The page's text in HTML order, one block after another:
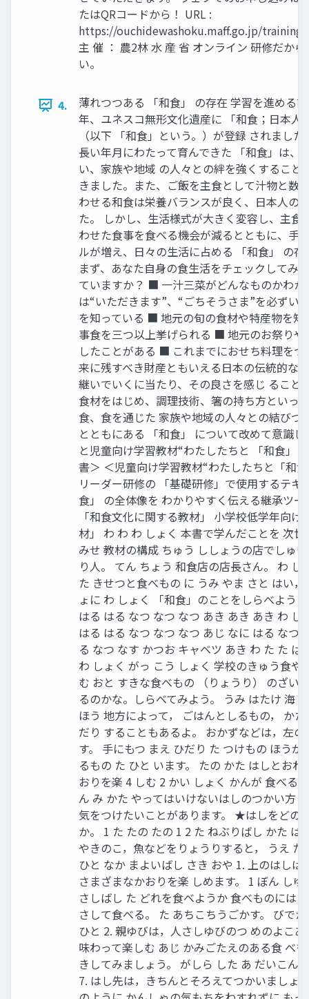
たはQRコードから！ URL :
https://ouchidewashoku.maff.go.jp/
主 催 ： 農2林 水 産 省 オンライン 研修だか
い。
4. 薄れつつある 「和食」 の存在 学習を進める前に 2013 （平成25）年、ユネスコ無形文化遺産に 「和食；日本人の伝統的な食文化」 （以下 「和食」という。）が登録 されました。日本に住む人々が長い年月にわたって育んできた 「和食」は、季節を楽しむ心を養い、家族や地域 の人々との絆を強くすることに大きな役割を担ってきました。また、ご飯を主食として汁物と数種類のおかず を組み合わせる和食は栄養バランスが良く、日本人の健康を支えてきました。 しかし、生活様式が大きく変容し、主食・主菜・副菜を組み合わせた食事を食べる機会が減るとともに、手 軽で便利な食のスタイルが増え、日々の生活に占める 「和食」 の存在が薄れています。 まず、あなた自身の食生活をチェックしてみましょう。 いくつできていますか？ ■ 一汁三菜がどんなものかわかる ■ 食事の時には“いただきます”、“ごちそうさま”を必ずいう ■ 地元の郷土料理を知っている ■ 地元の旬の食材や特産物を知っている ■ 日本の行事食を三つ以上挙げられる ■ 地元のお祭りや食のイベントに参加したことがある ■ これまでにおせち料理をつくったことがある 未来に残すべき財産ともいえる日本の伝統的な食文化を次世代に受け継いでいくに当たり、その良さを感じ ることが第一歩です。料理や食材をはじめ、調理技術、箸の持ち方といった作法、年中行事と食、食を通じた 家族や地域の人々との結びつきなど、私たちの生活とともにある 「和食」 について改めて意識してみましょう。 本書と児童向け学習教材“わたしたちと 「和食」 ”の関係について ＜本書＞ ＜児童向け学習教材“わたしたちと「和食」”＞ 和食文化継承リーダー研修の 「基礎研修」で使用するテキスト 教育現場で 「和食」 の全体像を わかりやすく伝える継承ツール 小学校低学年向け「和食文化に関する教材」 小学校低学年向け「和食文化に関する教材」 わ わ わ しょく 本書で学んだことを 次世代につなぐ和食文化 みせ 教材の構成 ちゅう ししょうの店でしゅぎょう中の にん りょうり人。 てん ちょう 和食店の店長さん。 わ しょく ねん くみ 年 組 た きせつと食べもの に うみ やま さと はい，楽しみです！ いっしょに わ しょく 「和食」のことをしらべよう！ わ しょく てん はる はる はる なつ なつ なつ あき あき あき わ しょく なつ あき た はる はる はる なつ なつ なつ あじ なに はる なつ あき やま 山 かんが はる なつ なす かつお キャベツ あき わ た た ば しょ はる なつ あき わ しょく がっ こう しょく 学校のきゅう食や， み 2 2 音3を楽 4しむ おと すきな食べもの （りょうり） のざいりょうは，どこでとれるのかな。しらべてみよう。 うみ はたけ 海 やま 畑 山 ひと かた ち ほう 地方によって， ごはんとしるもの， かた ちがうならべ方を ひだり することもあるよ。 おかずなどは，左のように て ならべます。 手にもつ まえ ひだり た つけもの ほうが食べやすいなど， しるもの た ひと います。 たの かた はしとおわんのもち方 たの 3 かおりを楽 4 しむ 2 かい しょく かんが 食べる人のことを考えて ごはん み かた やってはいけないはしのつかい方 き はしをつかうときに気をつけたいことがあります。 ★はしをどのようにつかっていますか。 1 た たの たの 1 2 た ねぶりばし かた はしのもち方 さかな 貝やきのこ，魚などをりょうりすると， うえ た はしの先をなめる。 ひと なか まよいばし さき おや 1. 上のはしは，親ゆび，人さ たの さまざまなかおりを楽 しめます。 1 ぼん しゆび，中ゆびの3本のゆ さしばし た どれを食べようか 食べものにはしを まよって，はしを さして食べる。 た あちこちうごかす。 びでかるくもちます。 おや ひと 2. 親ゆびは，人さしゆびのつ めのよこあたりにくるよう 2 3 4 味わって楽しむ あじ かみごたえのある食 べもの た ふう み にいしきしてみましょう。 がしら した あ だいこん トマト あいだ あ さき 7. はし先は，きちんとそろえてつかいましょう。 き ★おわんをどのように かんしゃの気もちをわすれずに もっていますか。 し あじ 1 12 23 34 4 味わい かた ざかな し 知ってる？ 知ってる？ ， 「いただきます」 「ごちそうさま」 には， おわんのもち方 3 4 た ひと ゆびでそこをささえてもちます。 1 ひと 食べものをつくった人や，りょうりを た つくった人，食べもののいのちへの おや 親ゆびをふちにかけて，ほかの こうばしい き かんしゃの気もちがこめられています。 なに ほかには何が 1 3 4 2 楽しめそう つけもの 1 2 2 3かな。 4 ち きゅう おと た 1 たい せつ せ もく ひょう た た かい 地球を大切にし，世界をよくしていくことにつながるよ。 3 4 みそのよい かい た 食べものをのこさず食べること，きせつごとの食べものを食べることなどが， 1 ち きゅう 1 2 みそしる せ 地球や世界をよくする目標をあらわしています。 パリパリと いう音 エス ディー ジー ズ し このマークを知ってる？ SDGsのマークです。 たの 2 2 味わい 1 2 ごはん 2 令和３年度国産農産物消費拡大事業のうち 「和食」 と地域食文化継承推進委託事業 （和食文化継承の人材育成等事業） 【発行】農林水産省 【協力】文部科学省 2 【編集委員会】長島美保子 ［ （社） 全国学校栄養士協議会 会長］ ，露久保美夏 ［東洋大学 食環境科学部食環境科学科 准教授］ ，小林利行 ［㈱ワン・パブリッシング］ 【アドバイザー】大安喜一 ［ （財） ユネスコ・アジア文化センター］ ，浅野春佳 ［ （財） ユネスコ・アジア文化センター］ ，武田尚樹 ［ （社） 和食文化国民会議］ ，蟹江憲史 ［慶應義塾大学大学院政策･メディア研究科 教授］ 【編集事務局】 パソナ農援隊 【編集】㈱ワン・パブリッシング，㈲大悠社 【デザイン】中トミデザイン 【イラスト】川下 隆 【写真】PIXTA 3 2 小学校低学年向け「和食文化に関する教材」 教材の使い方 で ひと うえ 6. 上がわのはしだけをうごかすようにしましょう。 2 いろ 1 2 やき魚 いちご おや 4. 下のはしは親ゆびと人さしゆびの間にはさんでこていします。 5. くすりゆびの，つめのよこに当たるようにいしきしてみましょう。 あじ おんどなども味わいのひとつです。 わ しょく く 4 あじ くり かおり てんぷら 1 て 3. はし頭は1cmくらい，手からはみ出ているのがよいじょうたいです。 あじ たい せつ 風 1味を大切にします。 かたさやしたざわり， たの たの たの しょうゆ，みそなどをつかい，味わいや で おと りょうりの組み合わせや色どり かおり おいしいのか。 2 3 にもの あまからい だから 1 た た うつわのならべ方 おかず おかず て なが わ あ 考えてつくられており，見て楽しめます。 は，食べるときに出 るパリパリ， 1 カリカリという音も楽しめます。 2 さまざまに楽 しめる和食 1 た よくつかわれるよ。 よいかおり なぜそれを食べているのかな。また，どんなところがすきなのかな。 話し合ってみよう。 しょく わ しょく 和食には，いろいろなきまりがあります。りょうりを食べやすくすることや，つくった人たちへのかんしゃを うつわは，手前や左におく に ほん 日本はたてに長く，さまざまな食べものが く 組 み合 わせ，うつわやもりつけのくふうも かんが 1 和食（りょうり）には， 「しゅん」の食べものが み おうちで見たことある？ すし あらわすくふうです。 おかず たの たの 1 見2て楽 3しむ 4 ふゆ さんま 1 1 ほん た そば や つけもの た たの あき ぎんなん かんが 考えよう！ た つぎの食べものは，どのきせつが「しゅん」でしょうか。 か に 食べたことある？ あ さかな しるもの わ しょく 和食にはたくさんのしゅるいがあります。 和食には，食べる楽しみのほかに，見る楽しさ， かおる楽しさなどもあります。 み なつ とれます。 和食は，さまざまなざいりょうを 1 2 3 さつまいも ぶり 考えよう！ わ しょく た いろいろな食べもの（りょうり）があるけど，日本には和食（りょうり）があるんだよ！ はな かたち たまごやき ごはん はる 春 夏 秋 冬 かき はくさい あ きほんの形のひとつだ。 の組み合わせは， ふゆ 春 夏 秋 冬 わ しょく かんが ほうれんそう たい せつ に書きましょう。 知ってる？ わ しょく 和食（りょうり）のれい し このマークを知ってる？ た ほん かた 食べ方のこと。 ちゅう しん かんが あじ えだまめ すいか ふゆ 春 夏 秋 冬 2 3 わたしたちと「和食」 教師用指導書 かんが い た 食べられてきた食べもの（りょうり）や ざかな たとえばごはんを中心に，魚や野さい 1 2 3 ふゆ 春 夏 秋 冬 たけのこ あ わ しょく はたけ 畑 て やき魚 く かんが じゃがいも はな うみ し に た おひたし などのおかず，しるもの，つけものなど 1 2 3 かんが 小学校低学年向け「和食文化に関する教材」 1 1 ふゆ ふゆ ふゆ た た すきな食べもの （りょうり） のざいりょうは，どこでとれるのかな。しらべてみよう。 た 「和食」 のきまり わ しょく 和食（りょうり）とは，日本でむかしから なっとう た きせつとくらべて，えいようそが多くふくまれるものもたくさんあります。 ちゅう くみ 組 た あき あき あき 春 夏 夏 秋 秋 冬 冬 春 なぜそれを食べているのかな。また，どんなところがすきなのかな。 話し合ってみよう。 ■わたしたちが食べものを手に入れるためには，食べものがとれる場所をまもっていくことが大切です。 し 知ってる？ たの わ しょく 和食（りょうり）のれい おお みせ ねん 年 た 春 夏 夏 秋 秋 冬 冬 春 すきな食べもの （りょうり） は何かな。 しょく ふゆ にん りょうり人。 じん 和食のたつ人。 かんが かんが かんが すきな食べもの （りょうり） は何かな。 海 ふゆ ふゆ ふゆ なに はる ししょうの店でしゅぎょう中の てん ちょう 和食店の店長さん。 1 2 2 3 3 みかん た わ 「和食」 を楽しもう ひろ 「しゅん」 といいます。「しゅん」 の食べものには，ほかの たくさんとれて，味もよいとされるきせつを ウニャたん ニャーししょう た わたしたちは，いろいろなものを食べています。 ふだん食べているものについて考えてみましょう。 かんが わたしたちは，いろいろなものを食べています。 ふだん食べているものについて考えてみましょう。 かんが かんが かんが し そのため，きせつによってとれる食べものがかわります。 たの 食べものしらべ た なが た た た ほん 日本はたてに長く，海，山，里と，自ぜんが広 がります。また，春，夏，秋，冬のきせつがあります。 食べものしらべ 教育現場で伝える際に活用 紙教材 （児童用，教師用） から構成されています。 紙教材 「わたしたちと 『和食』」 じん 和食のたつ人。 11 2 2 3 3 しょく ウニャたん ニャーししょう わ しょく てん しょく 教師用指導書 わたしたちと 「和食」 教師用指導書 わたしたちと 「和食」 たの はい，楽しみです！ いっしょに 「和食」のことをしらべよう！ 4 2 わ しょく わたしたちと「和食」 教師用指導書 本教材は，紙教材（児童用4ページ，教師用8ページ）です。 ればカラー印刷をお勧めしますが，モノクロ印刷またはコ A4サイズで1枚に1ページ分，またはA3サイズで1枚に2ペー ピーでも読めるよう配慮しています。児童１人について4ペー ジ分を印刷してください。両面印刷でもかまいません。でき ジ分を1セットとして配付してください。 教材のねらい り，友だちの考えを聞いたりする姿勢を身につけられるよう 本教材は，次のようなねらいの下に作成しています。 ●和食の骨格を体系的に学ぶことができる 和食文化継承リーダー研修テキスト た て い た ば しょ 人と話し合うことの重要性に気づきます。また，食と健康， させます。 食の問題といった周辺の事項にも目を向けられるようになり た に ほん わ しょく がっ こう しょく 学校のきゅう食や， 和食（りょうり）のれい み おうちで見たことある？ た 食べたことある？ 子どもたちをはじめとしてすべての人たちに和食文化の魅力や価値を伝え、 未来の和食へつなげていきましょう。 そば すし 世界で今起こっているさまざまな問題に目を向け，考えて なく，自然の美しさや四季の移ろいの表現や年中行事の中で いくために，SDGs（7ページ参照）を意識することが重要視 自然の恵みを分け合うといった慣習などをも含む「日本人の されています。和食にはSDGsの目標やターゲットと関連す 伝統的な食文化」であることを理解させることをねらいとし る事項が多く，具体的な事例からSDGsとの関連性を理解し， ています。 問題意識を持てるようになります。 を題材とすることで，SDGsを自分たちに関係の深い問題と けるように配慮しています。 してとらえ，明確な問題意識を持って探究を進めていくこと ●児童の行動する意欲や態度を育成する ができます。 1 1 小学校高学年向け「和食文化に関する教材」 小学校高学年向け「和食文化に関する教材」 わ しょく わ ぎょう 教材の構成 しん まい りょう り ししょうの店でしゅ業中の新米料理人。 年 組 し し ぜん わ ぜん りょう り しゅう そだ わ しょく れき でん とう てき かん ぶん し わ しょく か たん こと ば ことだけをさす言 葉 りょう り なのかな？ そだ 伝統的な食に関する文化として育て上げてきました。 ぎょう しん まい りょう り ししょうの店でしゅ業中の新米料理人。 たと りょう り 例えば，お正月の料 理。 新しい年をむかえ， たつ じん 和食の達人。 しあわ 一年を元気で，幸せいっぱいにすごせるように 年 わ ねが 組 りょう り との願いが料理にこめられています。 し